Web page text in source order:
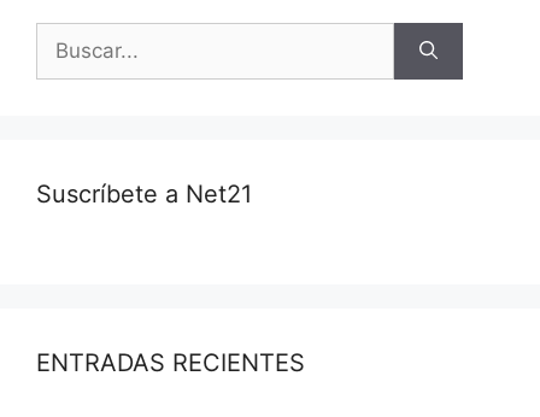
Suscríbete a Net21
ENTRADAS RECIENTES